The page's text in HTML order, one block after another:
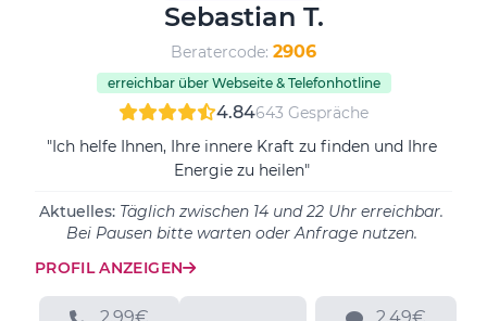
Sebastian T.
Beratercode: 2906
erreichbar über Webseite & Telefonhotline
4.84643 Gespräche
"Ich helfe Ihnen, Ihre innere Kraft zu finden und Ihre
Energie zu heilen"
Aktuelles: Täglich zwischen 14 und 22 Uhr erreichbar.
Bei Pausen bitte warten oder Anfrage nutzen.
PROFIL ANZEIGEN